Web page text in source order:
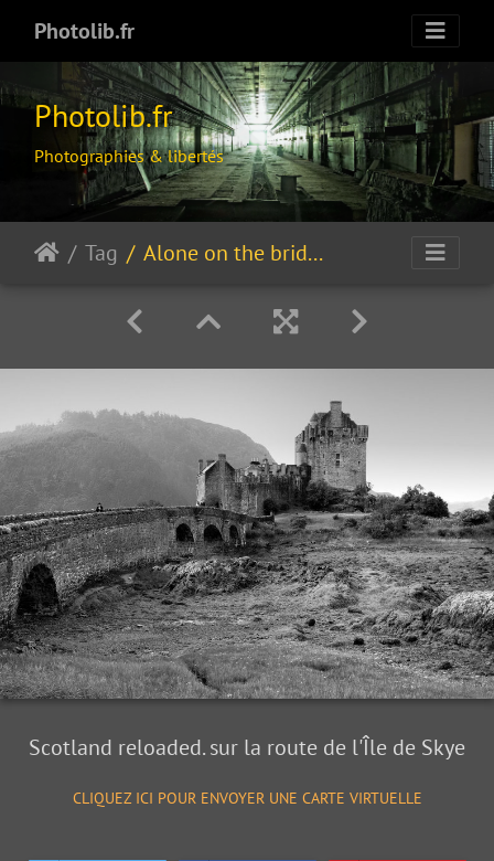
Photolib.fr
Photolib.fr
Photographies & libertés
Tag Alone on the bridge
Scotland reloaded. sur la route de l'Île de Skye
CLIQUEZ ICI POUR ENVOYER UNE CARTE VIRTUELLE